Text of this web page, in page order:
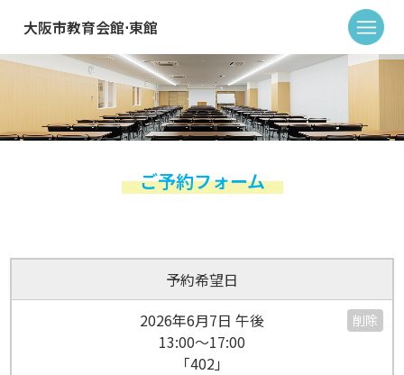
大阪市教育会館⋅東館
ご予約フォーム
予約希望日
2026年6月7日 午後
13:00～17:00
「402」
削除